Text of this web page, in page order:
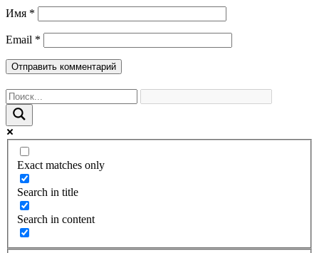
Имя *
Email *
Exact matches only
Search in title
Search in content